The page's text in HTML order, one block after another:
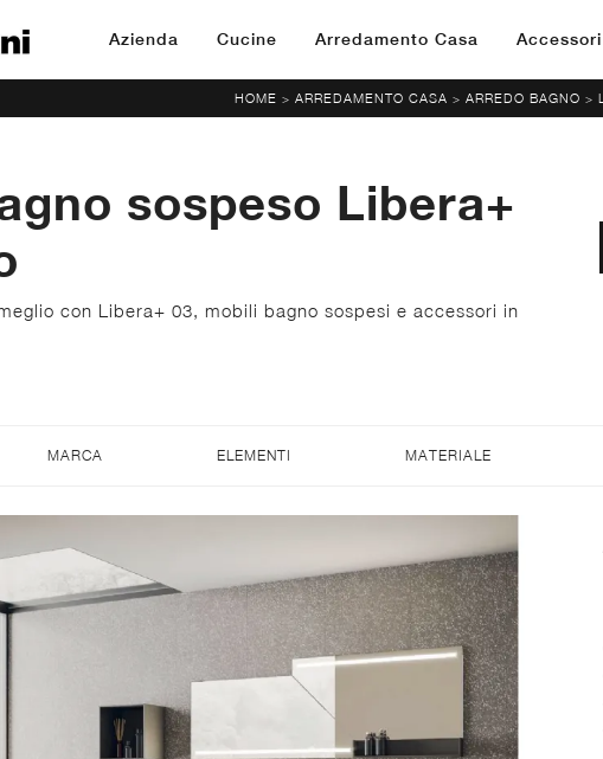
Azienda Cucine Arredamento Casa
HOME > ARREDAMENTO CASA > ARREDO BAGNO >
sospeso Libera+
con Libera+ 03, mobili bagno sospesi e accessori in
MARCA ELEMENTI MATERIALE